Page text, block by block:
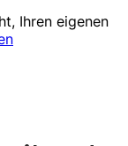
Ihren eigenen